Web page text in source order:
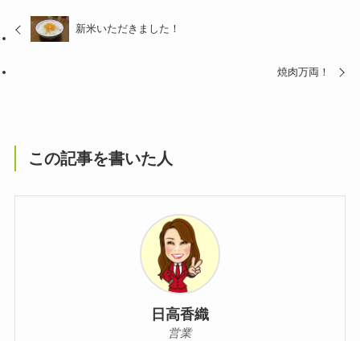
新米いただきました！
焼肉万両！
この記事を書いた人
日高香織
営業